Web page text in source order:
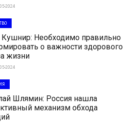
2024
Необходимо правильно
о важности здорового
жизни
2024
Шлямин: Россия нашла
механизм обхода